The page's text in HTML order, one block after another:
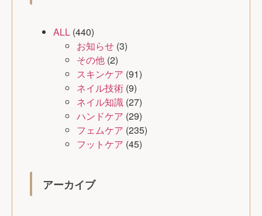
ALL (440)
お知らせ (3)
その他 (2)
スキンケア (91)
ネイル技術 (9)
ネイル知識 (27)
ハンドケア (29)
フェムケア (235)
フットケア (45)
アーカイブ